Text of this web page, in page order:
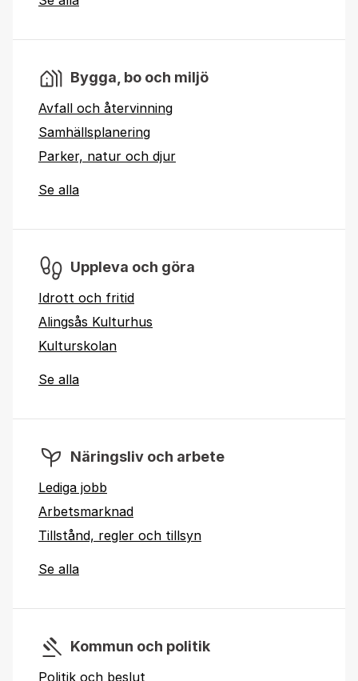
Bygga, bo och miljö
Avfall och återvinning
Samhällsplanering
Parker, natur och djur
Se alla
Uppleva och göra
Idrott och fritid
Alingsås Kulturhus
Kulturskolan
Se alla
Näringsliv och arbete
Lediga jobb
Arbetsmarknad
Tillstånd, regler och tillsyn
Se alla
Kommun och politik
Politik och beslut